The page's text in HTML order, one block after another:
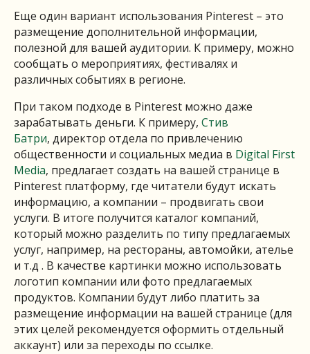
Еще один вариант использования Pinterest – это
размещение дополнительной информации,
полезной для вашей аудитории. К примеру, можно
сообщать о мероприятиях, фестивалях и
различных событиях в регионе.
При таком подходе в Pinterest можно даже
зарабатывать деньги. К примеру, Стив
Батри, директор отдела по привлечению
общественности и социальных медиа в Digital First
Media, предлагает создать на вашей странице в
Pinterest платформу, где читатели будут искать
информацию, а компании – продвигать свои
услуги. В итоге получится каталог компаний,
который можно разделить по типу предлагаемых
услуг, например, на рестораны, автомойки, ателье
и т.д . В качестве картинки можно использовать
логотип компании или фото предлагаемых
продуктов. Компании будут либо платить за
размещение информации на вашей странице (для
этих целей рекомендуется оформить отдельный
аккаунт) или за переходы по ссылке.